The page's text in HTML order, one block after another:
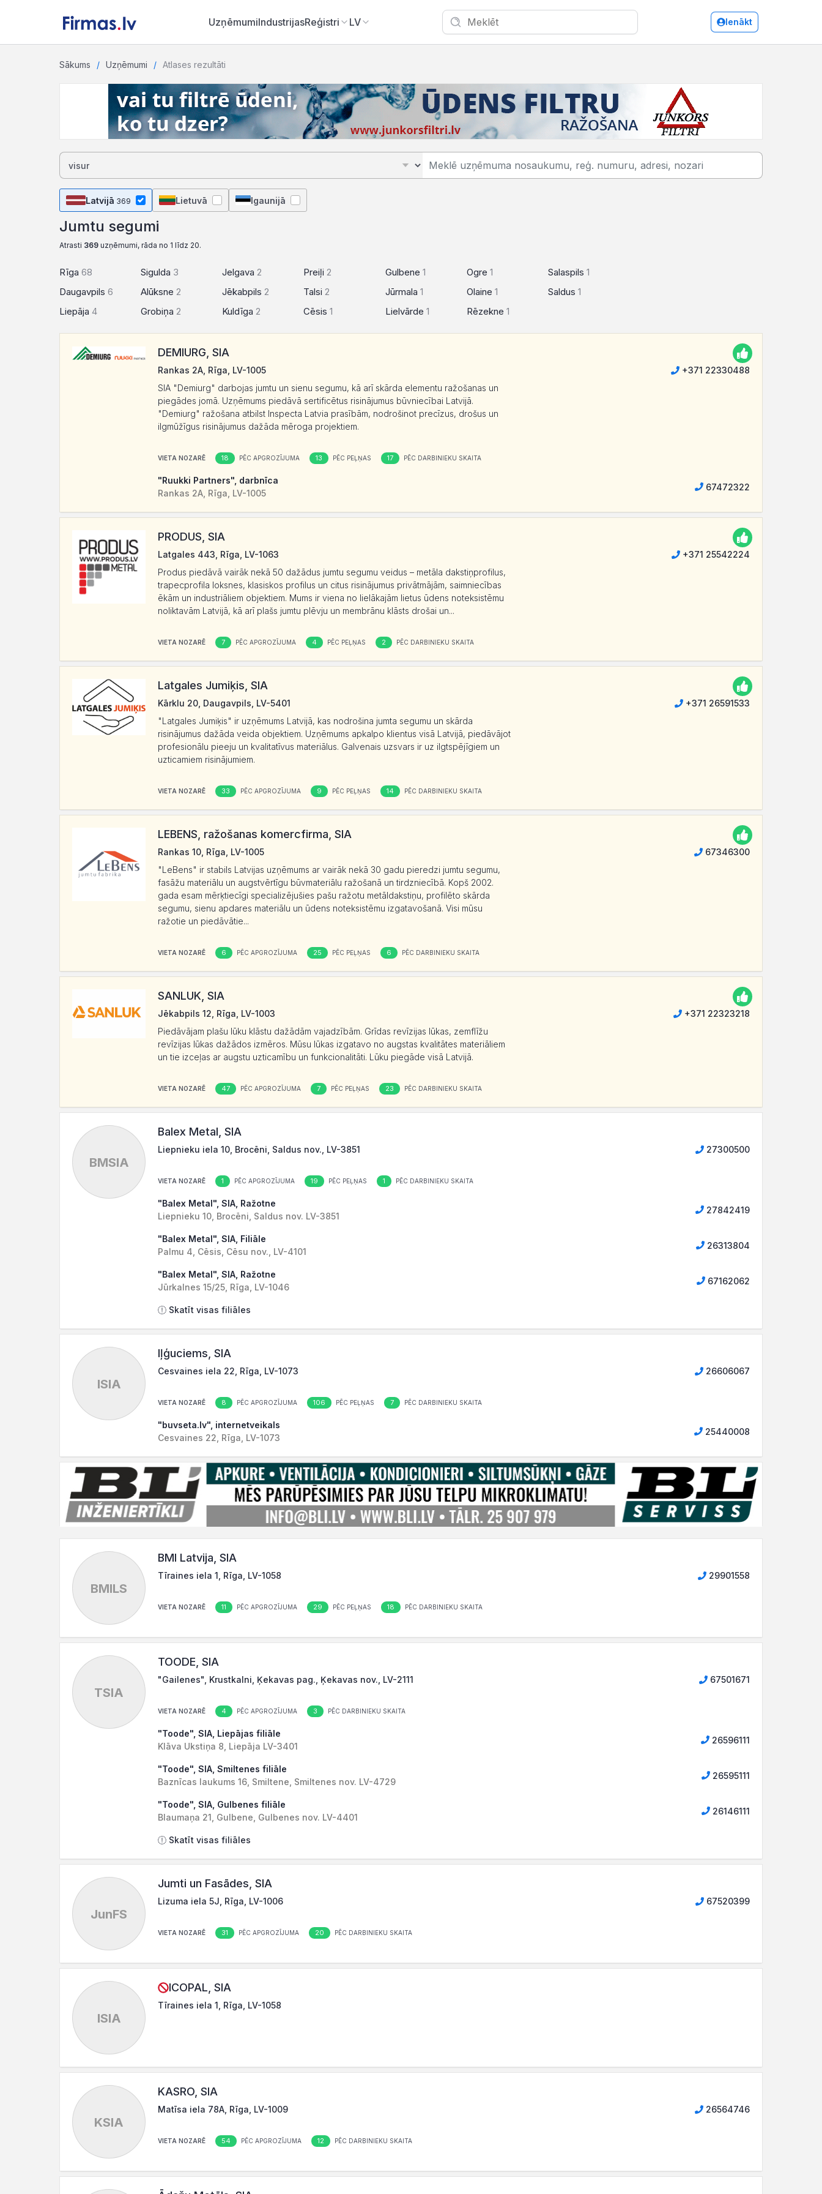
UzņēmumiIndustrijasReģistri LV Ienākt
Sākums Uzņēmumi Atlases rezultāti
Jumtu segumi
Latvijā 369 Lietuvā Igaunijā
Jumtu segumi
Atrasti 369 uzņēmumi, rāda no 1 līdz 20.
Rīga 68
Daugavpils 6
Liepāja 4
Sigulda 3
Alūksne2
Grobiņa2
Jelgava2
Jēkabpils2
Kuldīga2
Preiļi2
Talsi2
Cēsis1
Gulbene 1
Jūrmala 1
Lielvārde 1
Ogre 1
Olaine 1
Rēzekne 1
Salaspils 1
Saldus 1
DEMIURG, SIA
Rankas 2A, Rīga, LV-1005
+371 22330488
SIA "Demiurg" darbojas jumtu un sienu segumu, kā arī skārda elementu ražošanas un
piegādes jomā. Uzņēmums piedāvā sertificētus risinājumus būvniecībai Latvijā.
"Demiurg" ražošana atbilst Inspecta Latvia prasībām, nodrošinot precīzus, drošus un
ilgmūžīgus risinājumus dažāda mēroga projektiem.
VIETA NOZARĒ 18 PĒC APGROZĪJUMA 13 PĒC PEĻŅAS 17 PĒC DARBINIEKU SKAITA
"Ruukki Partners", darbnīca
Rankas 2A, Rīga, LV-1005
67472322
PRODUS, SIA
Latgales 443, Rīga, LV-1063
+371 25542224
Produs piedāvā vairāk nekā 50 dažādus jumtu segumu veidus – metāla dakstiņprofilus,
trapecprofila loksnes, klasiskos profilus un citus risinājumus privātmājām, saimniecības
ēkām un industriāliem objektiem. Mums ir viena no lielākajām lietus ūdens noteksistēmu
noliktavām Latvijā, kā arī plašs jumtu plēvju un membrānu klāsts drošai un...
VIETA NOZARĒ 7 PĒC APGROZĪJUMA 4 PĒC PEĻŅAS 2 PĒC DARBINIEKU SKAITA
Latgales Jumiķis, SIA
Kārklu 20, Daugavpils, LV-5401
+371 26591533
"Latgales Jumiķis" ir uzņēmums Latvijā, kas nodrošina jumta segumu un skārda
risinājumus dažāda veida objektiem. Uzņēmums apkalpo klientus visā Latvijā, piedāvājot
profesionālu pieeju un kvalitatīvus materiālus. Galvenais uzsvars ir uz ilgtspējīgiem un
uzticamiem risinājumiem.
VIETA NOZARĒ 33 PĒC APGROZĪJUMA 9 PĒC PEĻŅAS 14 PĒC DARBINIEKU SKAITA
LEBENS, ražošanas komercfirma, SIA
Rankas 10, Rīga, LV-1005
67346300
"LeBens" ir stabils Latvijas uzņēmums ar vairāk nekā 30 gadu pieredzi jumtu segumu,
fasāžu materiālu un augstvērtīgu būvmateriālu ražošanā un tirdzniecībā. Kopš 2002.
gada esam mērķtiecīgi specializējušies pašu ražotu metāldakstiņu, profilēto skārda
segumu, sienu apdares materiālu un ūdens noteksistēmu izgatavošanā. Visi mūsu
ražotie un piedāvātie...
VIETA NOZARĒ 6 PĒC APGROZĪJUMA 25 PĒC PEĻŅAS 6 PĒC DARBINIEKU SKAITA
SANLUK, SIA
Jēkabpils 12, Rīga, LV-1003
+371 22323218
Piedāvājam plašu lūku klāstu dažādām vajadzībām. Grīdas revīzijas lūkas, zemflīžu
revīzijas lūkas dažādos izmēros. Mūsu lūkas izgatavo no augstas kvalitātes materiāliem
un tie izceļas ar augstu uzticamību un funkcionalitāti. Lūku piegāde visā Latvijā.
VIETA NOZARĒ 47 PĒC APGROZĪJUMA 7 PĒC PEĻŅAS 23 PĒC DARBINIEKU SKAITA
BMSIA
Balex Metal, SIA
Liepnieku iela 10, Brocēni, Saldus nov., LV-3851 27300500
VIETA NOZARĒ 1 PĒC APGROZĪJUMA 19 PĒC PEĻŅAS 1 PĒC DARBINIEKU SKAITA
"Balex Metal", SIA, Ražotne
Liepnieku 10, Brocēni, Saldus nov. LV-3851
27842419
"Balex Metal", SIA, Filiāle
Palmu 4, Cēsis, Cēsu nov., LV-4101
26313804
"Balex Metal", SIA, Ražotne
Jūrkalnes 15/25, Rīga, LV-1046
67162062
Skatīt visas filiāles
ISIA
Iļģuciems, SIA
Cesvaines iela 22, Rīga, LV-1073 26606067
VIETA NOZARĒ 8 PĒC APGROZĪJUMA 106 PĒC PEĻŅAS 7 PĒC DARBINIEKU SKAITA
"buvseta.lv", internetveikals
Cesvaines 22, Rīga, LV-1073
25440008
BMILS
BMI Latvija, SIA
Tīraines iela 1, Rīga, LV-1058 29901558
VIETA NOZARĒ 11 PĒC APGROZĪJUMA 29 PĒC PEĻŅAS 18 PĒC DARBINIEKU SKAITA
TSIA
TOODE, SIA
"Gailenes", Krustkalni, Ķekavas pag., Ķekavas nov., LV-2111 67501671
VIETA NOZARĒ 4 PĒC APGROZĪJUMA 3 PĒC DARBINIEKU SKAITA
"Toode", SIA, Liepājas filiāle
Klāva Ukstiņa 8, Liepāja LV-3401
26596111
"Toode", SIA, Smiltenes filiāle
Baznīcas laukums 16, Smiltene, Smiltenes nov. LV-4729
26595111
"Toode", SIA, Gulbenes filiāle
Blaumaņa 21, Gulbene, Gulbenes nov. LV-4401
26146111
Skatīt visas filiāles
JunFS
Jumti un Fasādes, SIA
Lizuma iela 5J, Rīga, LV-1006 67520399
VIETA NOZARĒ 31 PĒC APGROZĪJUMA 20 PĒC DARBINIEKU SKAITA
ISIA
ICOPAL, SIA
Tīraines iela 1, Rīga, LV-1058
KSIA
KASRO, SIA
Matīsa iela 78A, Rīga, LV-1009 26564746
VIETA NOZARĒ 54 PĒC APGROZĪJUMA 12 PĒC DARBINIEKU SKAITA